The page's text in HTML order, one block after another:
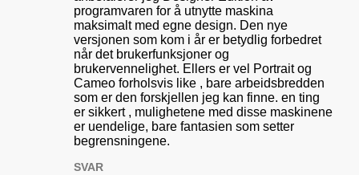
programvaren for å utnytte maskina
maksimalt med egne design. Den nye
versjonen som kom i år er betydlig forbedret
når det brukerfunksjoner og
brukervennelighet. Ellers er vel Portrait og
Cameo forholsvis like , bare arbeidsbredden
som er den forskjellen jeg kan finne. en ting
er sikkert , mulighetene med disse maskinene
er uendelige, bare fantasien som setter
begrensningene.
SVAR